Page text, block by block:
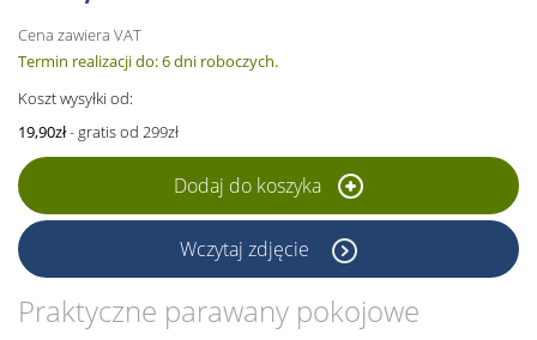
Cena zawiera VAT
Termin realizacji do: 6 dni roboczych.
Koszt wysyłki od:
19,90zł- gratis od 299zł
Dodaj do koszyka
Wczytaj zdjęcie
Praktyczne parawany pokojowe